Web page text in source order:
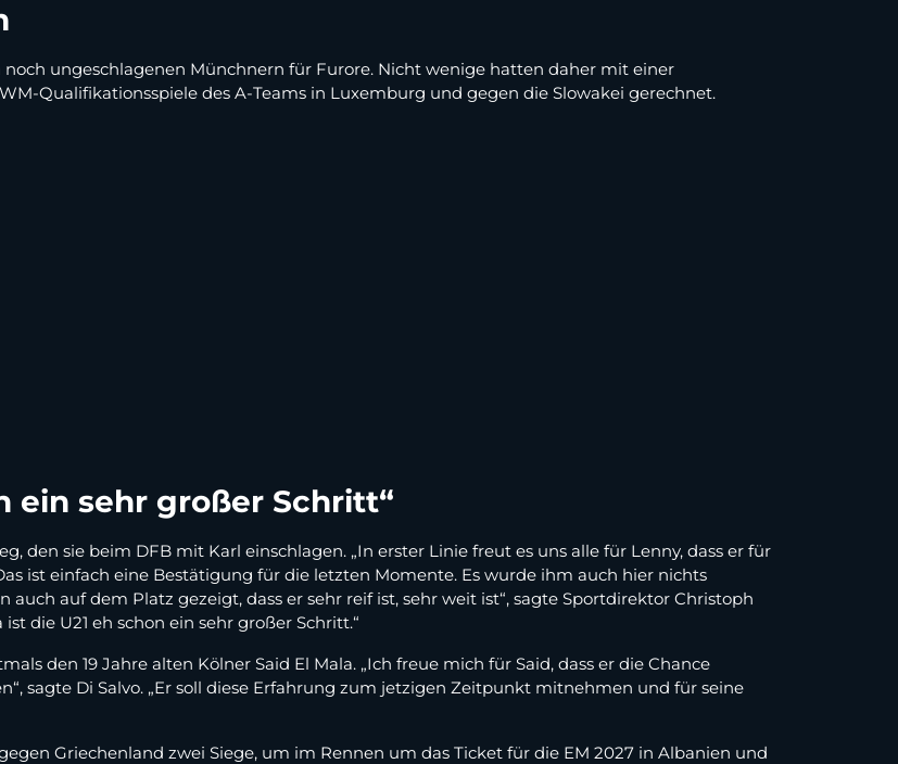
ungeschlagenen Münchnern für Furore. Nicht wenige hatten daher mit einer
Qualifikationsspiele des A-Teams in Luxemburg und gegen die Slowakei gerechnet.
ein sehr großer Schritt“
den sie beim DFB mit Karl einschlagen. „In erster Linie freut es uns alle für Lenny, dass er für
ist einfach eine Bestätigung für die letzten Momente. Es wurde ihm auch hier nichts
auf dem Platz gezeigt, dass er sehr reif ist, sehr weit ist“, sagte Sportdirektor Christoph
die U21 eh schon ein sehr großer Schritt.“
den 19 Jahre alten Kölner Said El Mala. „Ich freue mich für Said, dass er die Chance
sagte Di Salvo. „Er soll diese Erfahrung zum jetzigen Zeitpunkt mitnehmen und für seine
Griechenland zwei Siege, um im Rennen um das Ticket für die EM 2027 in Albanien und